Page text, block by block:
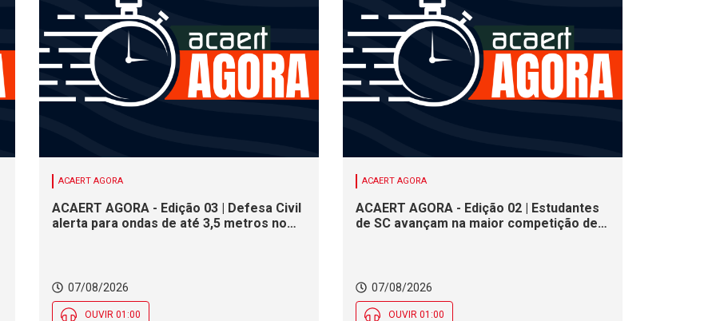
ACAERT AGORA
ACAERT AGORA - Edição 03 | Defesa Civil
alerta para ondas de até 3,5 metros no
tradições indígenas e de imigrantes em
SC
07/08/2026
OUVIR 01:00
ACAERT AGORA
ACAERT AGORA - Edição 02 | Estudantes
de SC avançam na maior competição de
Certificação de Responsabilidade Social
nesta sexta (7)
07/08/2026
OUVIR 01:00